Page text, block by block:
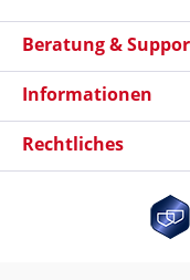
Beratung &
Informationen
Rechtliches